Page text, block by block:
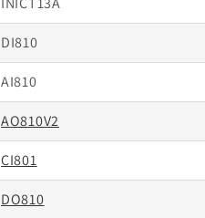
DI810
AI810
AO810V2
CI801
DO810